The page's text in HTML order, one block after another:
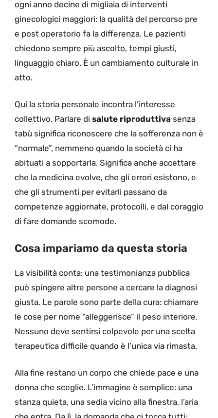
ogni anno decine di migliaia di interventi
ginecologici maggiori: la qualità del percorso pre
e post operatorio fa la differenza. Le pazienti
chiedono sempre più ascolto, tempi giusti,
linguaggio chiaro. È un cambiamento culturale in
atto.
Qui la storia personale incontra l’interesse
collettivo. Parlare di salute riproduttiva senza
tabù significa riconoscere che la sofferenza non è
“normale”, nemmeno quando la società ci ha
abituati a sopportarla. Significa anche accettare
che la medicina evolve, che gli errori esistono, e
che gli strumenti per evitarli passano da
competenze aggiornate, protocolli, e dal coraggio
di fare domande scomode.
Cosa impariamo da questa storia
La visibilità conta: una testimonianza pubblica
può spingere altre persone a cercare la diagnosi
giusta. Le parole sono parte della cura: chiamare
le cose per nome “alleggerisce” il peso interiore.
Nessuno deve sentirsi colpevole per una scelta
terapeutica difficile quando è l’unica via rimasta.
Alla fine restano un corpo che chiede pace e una
donna che sceglie. L’immagine è semplice: una
stanza quieta, una sedia vicino alla finestra, l’aria